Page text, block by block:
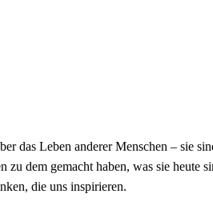
das Leben anderer Menschen – sie
zu dem gemacht haben, was sie
die uns inspirieren.